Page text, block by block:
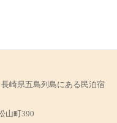
崎県五島列島にある民泊宿
山町390